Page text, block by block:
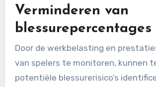
Verminderen van
blessurepercentages
Door de werkbelasting en
van spelers te monitoren, kunnen
potentiële blessurerisico’s